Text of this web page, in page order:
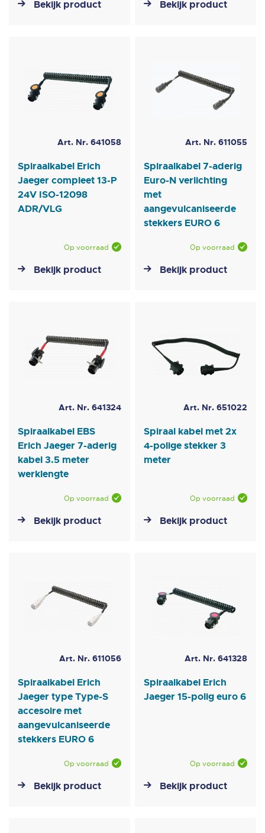
Bekijk product Bekijk product
Art. Nr. 641058
Spiraalkabel Erich
Jaeger compleet 13-P
24V ISO-12098
ADR/VLG
Op voorraad
Bekijk product
Art. Nr. 611055
Spiraalkabel 7-aderig
Euro-N verlichting
met
aangevulcaniseerde
stekkers EURO 6
Op voorraad
Bekijk product
Art. Nr. 641324
Spiraalkabel EBS
Erich Jaeger 7-aderig
kabel 3.5 meter
werklengte
Op voorraad
Bekijk product
Art. Nr. 651022
Spiraal kabel met 2x
4-polige stekker 3
meter
Op voorraad
Bekijk product
Art. Nr. 611056
Spiraalkabel Erich
Jaeger type Type-S
accesoire met
aangevulcaniseerde
stekkers EURO 6
Op voorraad
Bekijk product
Art. Nr. 641328
Spiraalkabel Erich
Jaeger 15-polig euro 6
Op voorraad
Bekijk product